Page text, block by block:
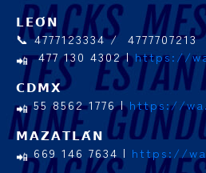
𝗟𝗘𝗢́𝗡
📞 4777123334 / 4777707213
477 130 4302 |https://
𝗖𝗗𝗠𝗫
55 8562 1776 |https://
𝗠𝗔𝗭𝗔𝗧𝗟𝗔́𝗡
669 146 7634 | https://